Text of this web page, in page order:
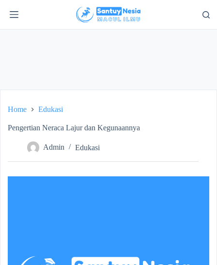
k
n
t
Home Edukasi
Pengertian Neraca Lajur dan Kegunaannya
Admin Edukasi